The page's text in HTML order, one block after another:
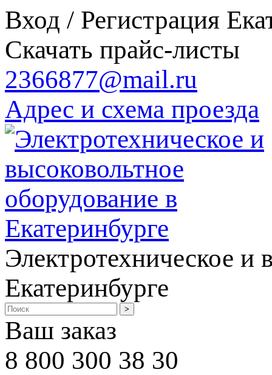
Вход / Регистрация
Скачать прайс-листы
2366877@mail.ru
Адрес и схема проезда
Электротехническое и
Екатеринбурге
Ваш заказ
8 800 300 38 30